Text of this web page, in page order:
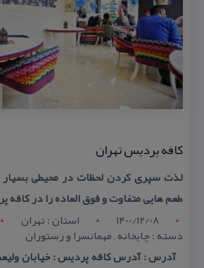
كافه پردیس تهران
لذت سپری كردن لحظات در محیطی بسیار
طعم هایی متفاوت و فوق العاده را در كافه
1400/12/08
استان : تهران
دسته : چایخانه , مهمانسرا و رستوران
آدرس : آدرس كافه پردیس : خیابان